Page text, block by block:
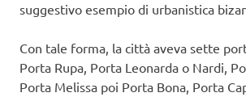
suggestivo esempio di urbanistica
Con tale forma, la città aveva sette
Porta Rupa, Porta Leonarda o Nardi,
Porta Melissa poi Porta Bona, Porta